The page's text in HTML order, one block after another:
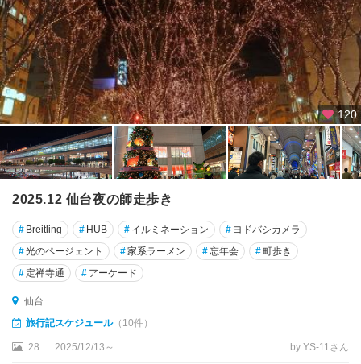
白
石
・
宮
城
蔵
王
岩
沼
120
2025.12 仙台夜の師走歩き
# Breitling # HUB # イルミネーション # ヨドバシカメラ
#光のページェント #家系ラーメン #忘年会 #町歩き
# 定禅寺通 # アーケード
仙台
旅行記スケジュール（10件）
28 2025/12/13～ by YS-11さん